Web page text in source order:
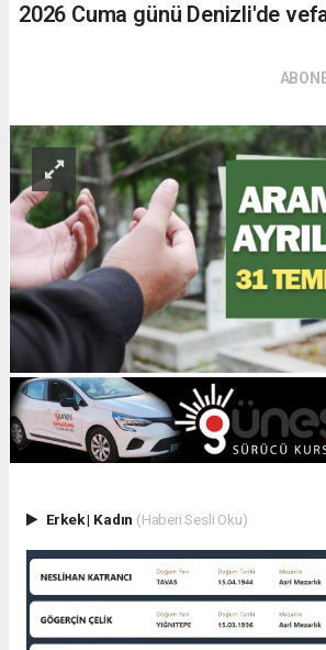
2026 Cuma günü Denizli'de
Erkek| Kadın (Haberi Sesli Oku)